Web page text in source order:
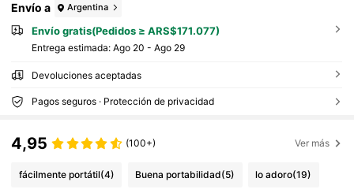
Envío a Argentina
Envío gratis(Pedidos ≥ ARS$171.077)
Entrega estimada: Ago 20 - Ago 29
Devoluciones aceptadas
Pagos seguros · Protección de privacidad
4,95 (100+) Ver más
fácilmente portátil(4) Buena portabilidad(5) lo adoro(19)